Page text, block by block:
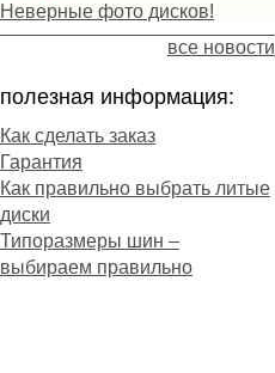
Неверные фото дисков!
все новости
полезная информация:
Как сделать заказ
Гарантия
Как правильно выбрать литые
диски
Типоразмеры шин –
выбираем правильно